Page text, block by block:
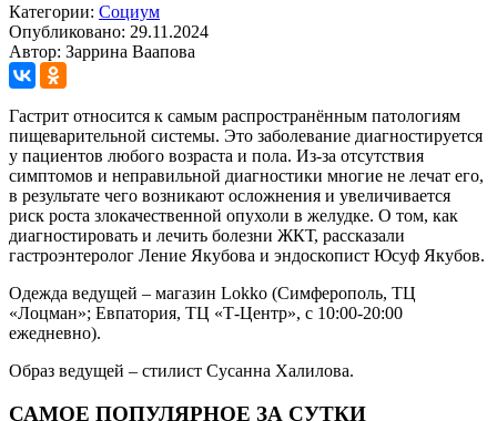
Категории: Социум
Опубликовано: 29.11.2024
Автор: Заррина Ваапова
Гастрит относится к самым распространённым патологиям
пищеварительной системы. Это заболевание диагностируется
у пациентов любого возраста и пола. Из-за отсутствия
симптомов и неправильной диагностики многие не лечат его,
в результате чего возникают осложнения и увеличивается
риск роста злокачественной опухоли в желудке. О том, как
диагностировать и лечить болезни ЖКТ, рассказали
гастроэнтеролог Ление Якубова и эндоскопист Юсуф Якубов.
Одежда ведущей – магазин Lokko (Симферополь, ТЦ
«Лоцман»; Евпатория, ТЦ «Т-Центр», с 10:00-20:00
ежедневно).
Образ ведущей – стилист Сусанна Халилова.
САМОЕ ПОПУЛЯРНОЕ ЗА СУТКИ